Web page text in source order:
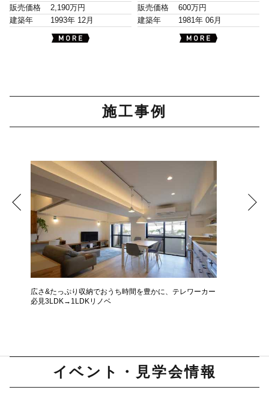
販売価格
2,190万円
建築年
1993年 12月
販売価格
600万円
建築年
1981年 06月
施工事例
広さ&たっぷり収納でおうち時間を豊かに、テレワーカー
必見3LDK→1LDKリノベ
イベント・見学会情報